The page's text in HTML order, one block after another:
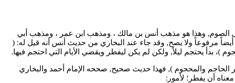
الصوم, وهذا هو مذهب أنس بن مالك ، ومذهب ابن عمر ، ومذهب أبي
مرفوعاً ولا يصح, وقد جاء عند البخاري من حديث أنس أنه قيل له: (
)، بدأ يحتجم ليلاً, ولكن لم يكن ليفطر ويقضي الأيام التي احتجم فيها.
الحاجم والمحجوم ), فهذا حديث صحيح, صححه الإمام أحمد و البخاري
أن يفطر؛ لأمور: